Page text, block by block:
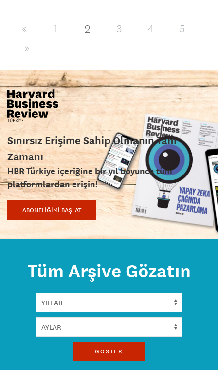
« 1 2 3 4
5
»
Sınırsız Erişime Sahip Olmanın Tam
Zamanı
HBR Türkiye içeriğine bir yıl boyunca tüm
platformlardan erişin!
ABONELİĞİMİ BAŞLAT
Tüm Arşive Gözatın
GÖSTER